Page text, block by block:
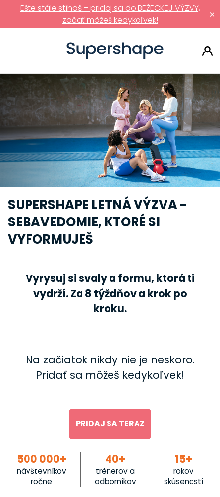
×
Ešte stále stíhaš – pridaj sa do BEŽECKEJ VÝZVY,
začať môžeš kedykoľvek!
SUPERSHAPE LETNÁ VÝZVA -
SEBAVEDOMIE, KTORÉ SI
VYFORMUJEŠ
Vyrysuj si svaly a formu, ktorá ti
vydrží. Za 8 týždňov a krok po
kroku.
Na začiatok nikdy nie je neskoro.
Pridať sa môžeš kedykoľvek!
PRIDAJ SA TERAZ
500 000+
návštevníkov
ročne
40+
trénerov a
odborníkov
15+
rokov
skúseností